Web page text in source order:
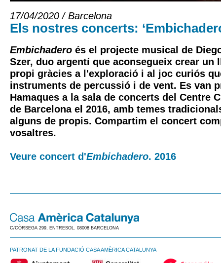
17/04/2020 / Barcelona
Els nostres concerts:
Embichadero és el projecte musical de
Szer, duo argentí que aconsegueix crear un
propi gràcies a l'exploració i al joc curiós
instruments de percussió i de vent. Es van
Hamaques a la sala de concerts del Centre
de Barcelona el 2016, amb temes
alguns de propis. Compartim el concert
vosaltres.
Veure concert d'Embichadero. 2016
C/CÒRSEGA 299, ENTRESOL. 08008 BARCELONA
PATRONAT DE LA FUNDACIÓ CASA AMÈRICA CATALUNYA